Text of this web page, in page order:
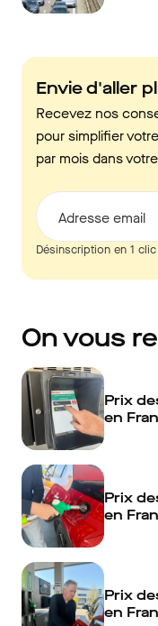
Envie d'aller
Recevez nos
pour simplifier
par mois dans
Adresse email
Désinscription en 1
On vous
Prix
en
Prix
en
Prix
en